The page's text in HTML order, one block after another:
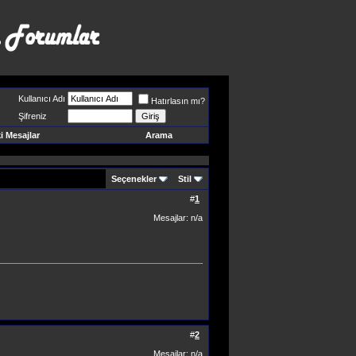
Kullanıcı Adı
Hatırlasın mı?
Şifreniz
Mesajlar Arama
Seçenekler Stil
#1
Mesajlar: n/a
#2
Mesajlar: n/a